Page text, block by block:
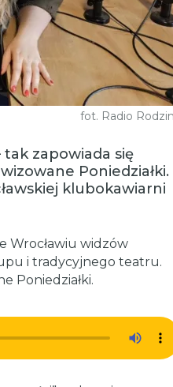
fot. Radio
zapowiada się
Poniedziałki.
klubokawiarni
Wrocławiu widzów
i tradycyjnego teatru.
Poniedziałki.